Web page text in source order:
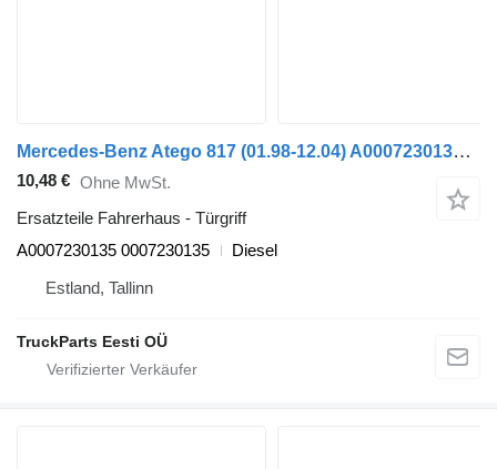
Mercedes-Benz Atego 817 (01.98-12.04) A0007230135 Türgriff für Mercedes-Benz Atego, Atego 2, Atego 3 (1996-) Sattelzugmaschine
10,48 € Ohne MwSt.
Ersatzteile Fahrerhaus - Türgriff
A0007230135 0007230135
Diesel
Estland, Tallinn
TruckParts Eesti OÜ